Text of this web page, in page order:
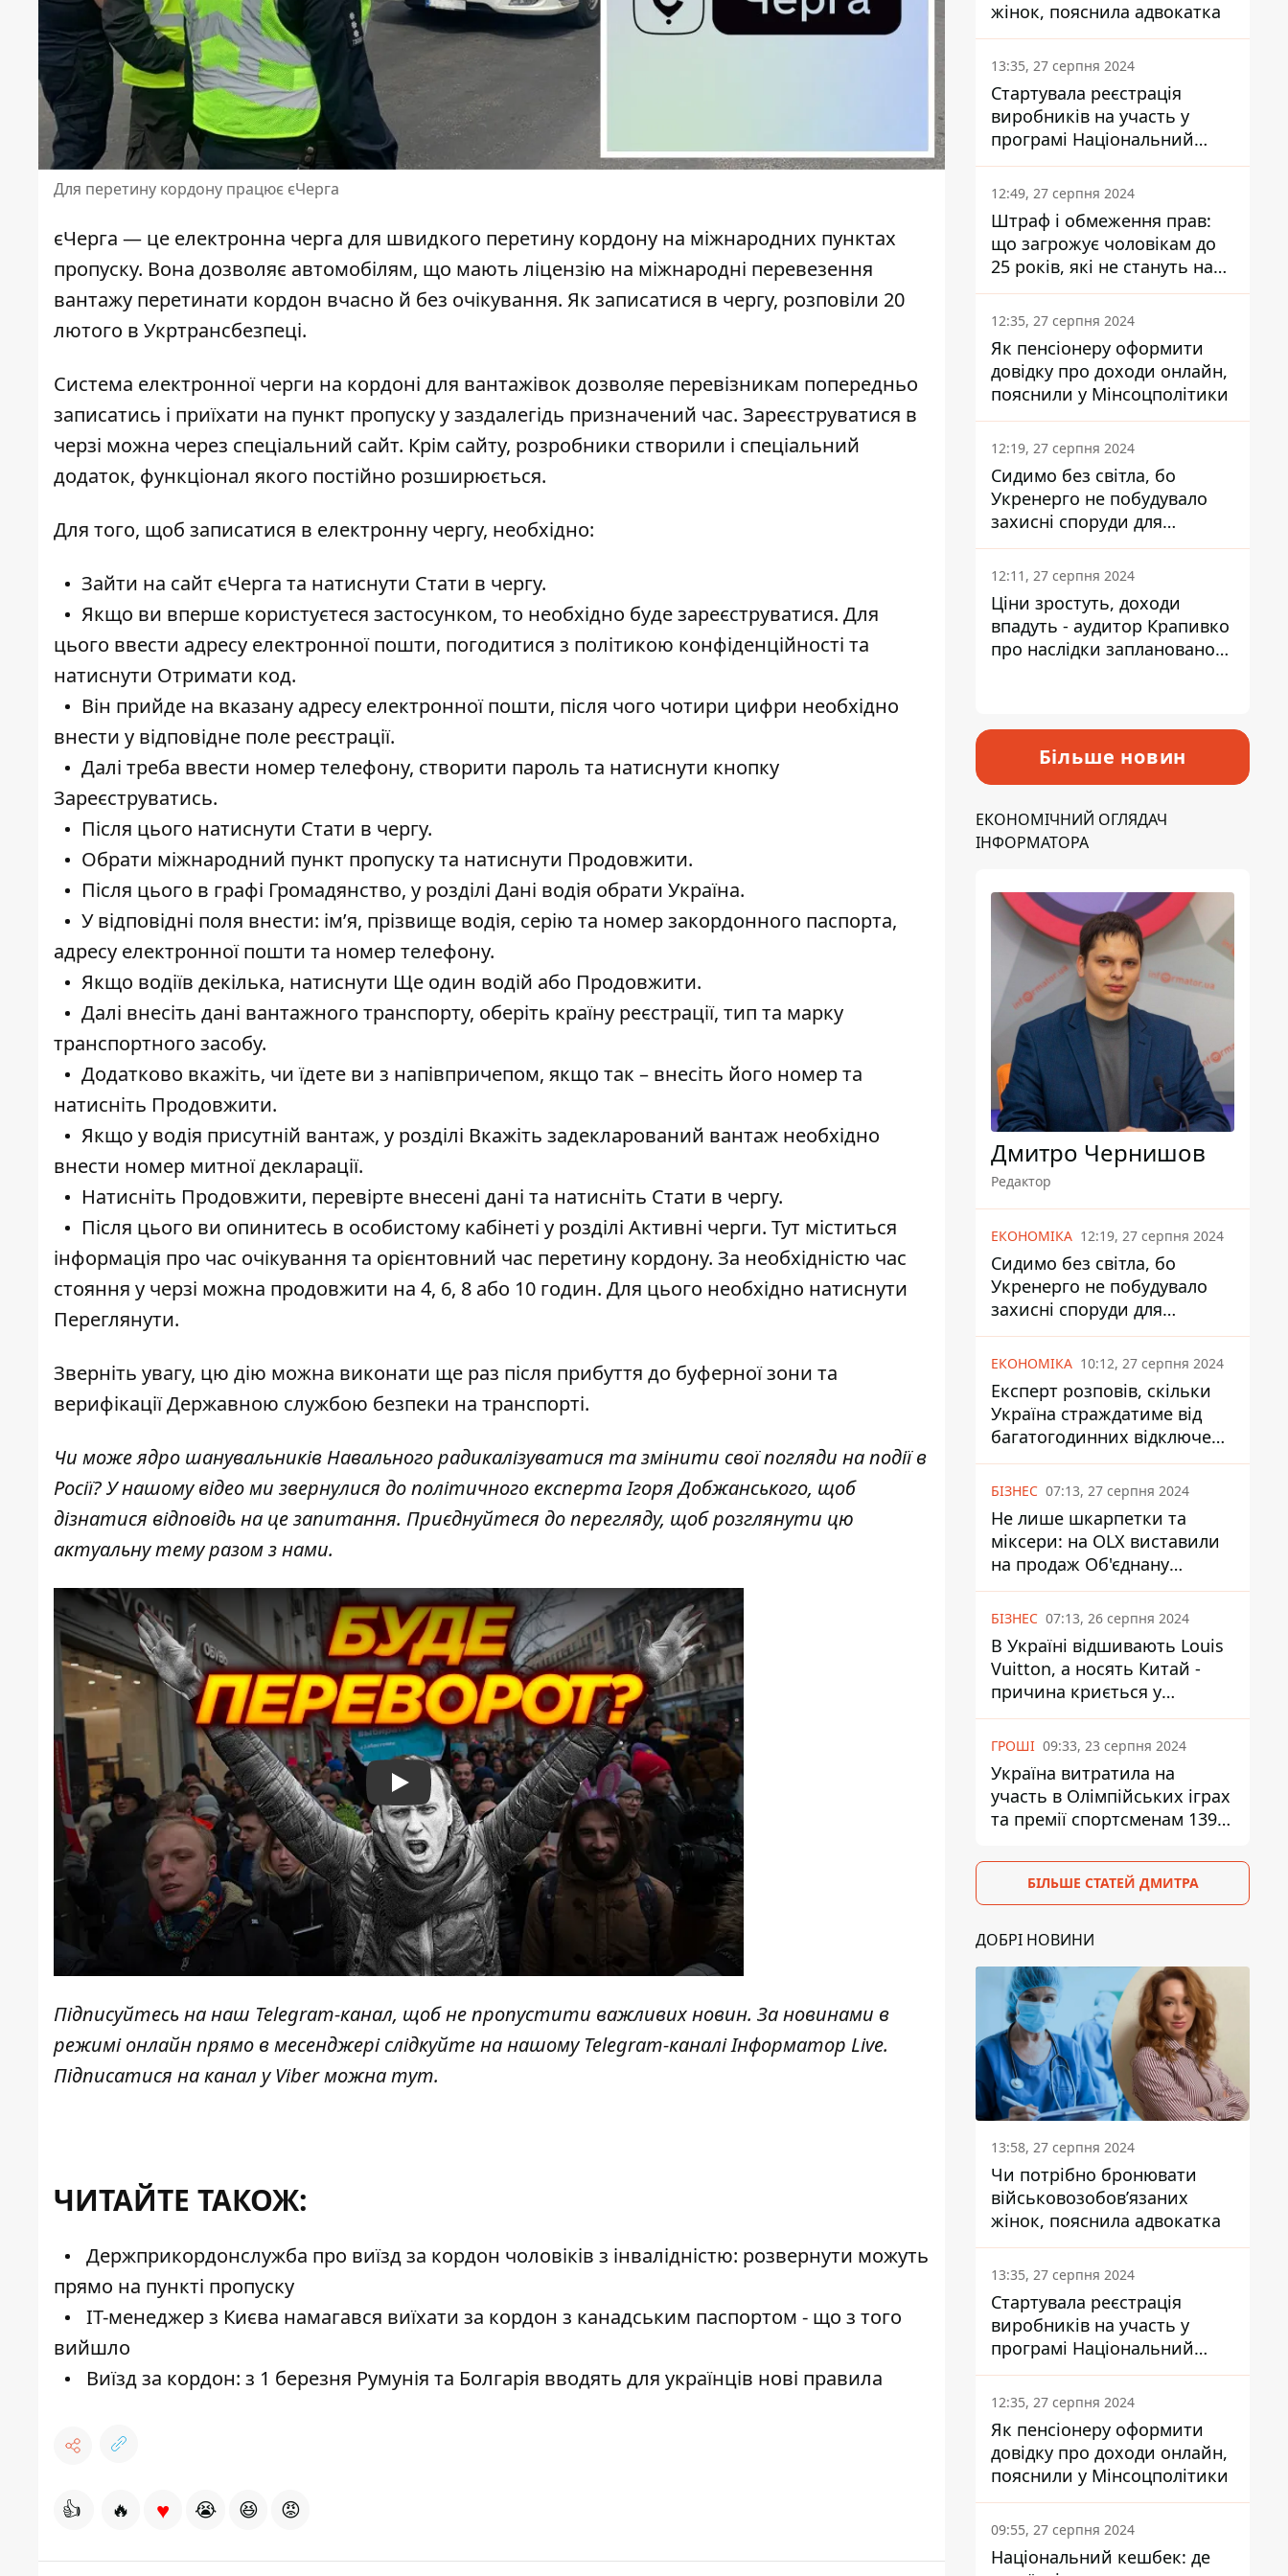
Для перетину кордону працює єЧерга
єЧерга — це електронна черга для швидкого перетину кордону на міжнародних пунктах
пропуску. Вона дозволяє автомобілям, що мають ліцензію на міжнародні перевезення
вантажу перетинати кордон вчасно й без очікування. Як записатися в чергу, розповіли 20
лютого в Укртрансбезпеці.
Система електронної черги на кордоні для вантажівок дозволяе перевізникам попередньо
записатись і приїхати на пункт пропуску у заздалегідь призначений час. Зареєструватися в
черзі можна через спеціальний сайт. Крім сайту, розробники створили і спеціальний
додаток, функціонал якого постійно розширюється.
Для того, щоб записатися в електронну чергу, необхідно:
Зайти на сайт єЧерга та натиснути Стати в чергу.
Якщо ви вперше користуєтеся застосунком, то необхідно буде зареєструватися. Для
цього ввести адресу електронної пошти, погодитися з політикою конфіденційності та
натиснути Отримати код.
Він прийде на вказану адресу електронної пошти, після чого чотири цифри необхідно
внести у відповідне поле реєстрації.
Далі треба ввести номер телефону, створити пароль та натиснути кнопку
Зареєструватись.
Після цього натиснути Стати в чергу.
Обрати міжнародний пункт пропуску та натиснути Продовжити.
Після цього в графі Громадянство, у розділі Дані водія обрати Україна.
У відповідні поля внести: ім’я, прізвище водія, серію та номер закордонного паспорта,
адресу електронної пошти та номер телефону.
Якщо водіїв декілька, натиснути Ще один водій або Продовжити.
Далі внесіть дані вантажного транспорту, оберіть країну реєстрації, тип та марку
транспортного засобу.
Додатково вкажіть, чи їдете ви з напівпричепом, якщо так – внесіть його номер та
натисніть Продовжити.
Якщо у водія присутній вантаж, у розділі Вкажіть задекларований вантаж необхідно
внести номер митної декларації.
Натисніть Продовжити, перевірте внесені дані та натисніть Стати в чергу.
Після цього ви опинитесь в особистому кабінеті у розділі Активні черги. Тут міститься
інформація про час очікування та орієнтовний час перетину кордону. За необхідністю час
стояння у черзі можна продовжити на 4, 6, 8 або 10 годин. Для цього необхідно натиснути
Переглянути.
Зверніть увагу, цю дію можна виконати ще раз після прибуття до буферної зони та
верифікації Державною службою безпеки на транспорті.
Чи може ядро шанувальників Навального радикалізуватися та змінити свої погляди на події в
Росії? У нашому відео ми звернулися до політичного експерта Ігоря Добжанського, щоб
дізнатися відповідь на це запитання. Приєднуйтеся до перегляду, щоб розглянути цю
актуальну тему разом з нами.
Play
Підписуйтесь на наш Telegram-канал, щоб не пропустити важливих новин. За новинами в
режимі онлайн прямо в месенджері слідкуйте на нашому Telegram-каналіІнформатор Live.
Підписатися на канал у Viber можнатут.
ЧИТАЙТЕ ТАКОЖ:
Держприкордонслужба про виїзд за кордон чоловіків з інвалідністю: розвернути можуть
прямо на пункті пропуску
IT-менеджер з Києва намагався виїхати за кордон з канадським паспортом - що з того
вийшло
Виїзд за кордон: з 1 березня Румунія та Болгарія вводять для українців нові правила
👍 🔥 ♥ 😭 😆 😡
жінок, пояснила адвокатка
13:35, 27 серпня 2024
Стартувала реєстрація
виробників на участь у
програмі Національний
кешбек: як це зробити
через портал Дія
12:49, 27 серпня 2024
Штраф і обмеження прав:
що загрожує чоловікам до
25 років, які не стануть на
військовий облік
12:35, 27 серпня 2024
Як пенсіонеру оформити
довідку про доходи онлайн,
пояснили у Мінсоцполітики
12:19, 27 серпня 2024
Сидимо без світла, бо
Укренерго не побудувало
захисні споруди для
енергетики - нардеп
Кучеренко
12:11, 27 серпня 2024
Ціни зростуть, доходи
впадуть - аудитор Крапивко
про наслідки запланованого
Більше новин
ЕКОНОМІЧНИЙ ОГЛЯДАЧ
ІНФОРМАТОРА
Дмитро Чернишов
Редактор
ЕКОНОМІКА 12:19, 27 серпня 2024
Сидимо без світла, бо
Укренерго не побудувало
захисні споруди для
енергетики - нардеп
Кучеренко
ЕКОНОМІКА 10:12, 27 серпня 2024
Експерт розповів, скільки
Україна страждатиме від
багатогодинних відключень
світла
БІЗНЕС 07:13, 27 серпня 2024
Не лише шкарпетки та
міксери: на OLX виставили
на продаж Об'єднану
Гірнично-Хімічну Компанію
за багато мільярдів
БІЗНЕС 07:13, 26 серпня 2024
В Україні відшивають Louis
Vuitton, а носять Китай -
причина криється у
податках
ГРОШІ 09:33, 23 серпня 2024
Україна витратила на
участь в Олімпійських іграх
та премії спортсменам 139,6
БІЛЬШЕ СТАТЕЙ ДМИТРА
ДОБРІ НОВИНИ
13:58, 27 серпня 2024
Чи потрібно бронювати
військовозобов’язаних
жінок, пояснила адвокатка
13:35, 27 серпня 2024
Стартувала реєстрація
виробників на участь у
програмі Національний
кешбек: як це зробити
через портал Дія
12:35, 27 серпня 2024
Як пенсіонеру оформити
довідку про доходи онлайн,
пояснили у Мінсоцполітики
09:55, 27 серпня 2024
Національний кешбек: де